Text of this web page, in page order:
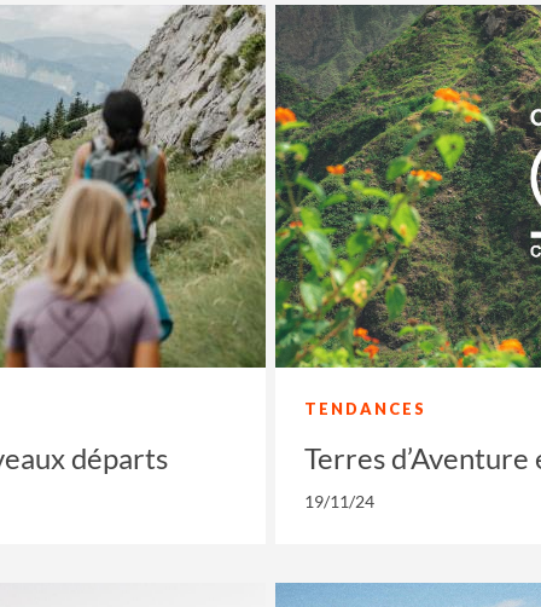
départs
TENDANCES
Terres
19/11/24